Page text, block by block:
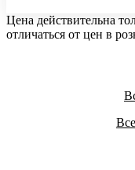
Цена действительна
отличаться от цен в